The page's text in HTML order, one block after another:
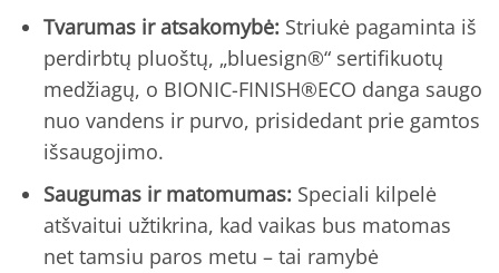
Tvarumas ir atsakomybė: Striukė pagaminta iš
perdirbtų pluoštų, „bluesign®“ sertifikuotų
medžiagų, o BIONIC-FINISH®ECO danga saugo
nuo vandens ir purvo, prisidedant prie gamtos
išsaugojimo.
Saugumas ir matomumas: Speciali kilpelė
atšvaitui užtikrina, kad vaikas bus matomas
net tamsiu paros metu – tai ramybė